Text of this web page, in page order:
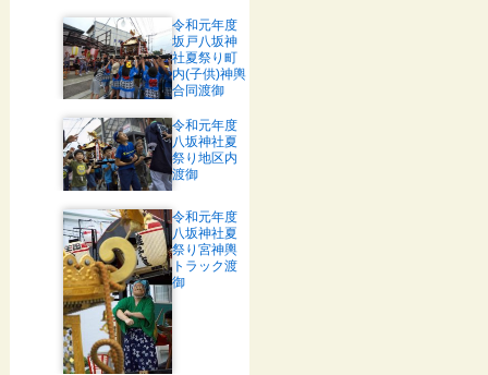
令和元年度
坂戸八坂神
社夏祭り町
内(子供)神輿
合同渡御
令和元年度
八坂神社夏
祭り地区内
渡御
令和元年度
八坂神社夏
祭り宮神輿
トラック渡
御